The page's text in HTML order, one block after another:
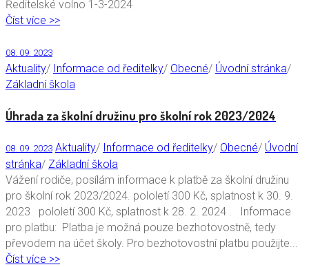
Ředitelské volno 1-3-2024
Číst více >>
08. 09. 2023
Aktuality/ Informace od ředitelky/ Obecné/ Úvodní stránka/
Základní škola
Úhrada za školní družinu pro školní rok 2023/2024
08. 09. 2023 Aktuality/ Informace od ředitelky/ Obecné/ Úvodní
stránka/ Základní škola
Vážení rodiče, posílám informace k platbě za školní družinu
pro školní rok 2023/2024. pololetí 300 Kč, splatnost k 30. 9.
2023 pololetí 300 Kč, splatnost k 28. 2. 2024 . Informace
pro platbu: Platba je možná pouze bezhotovostně, tedy
převodem na účet školy. Pro bezhotovostní platbu použijte...
Číst více >>